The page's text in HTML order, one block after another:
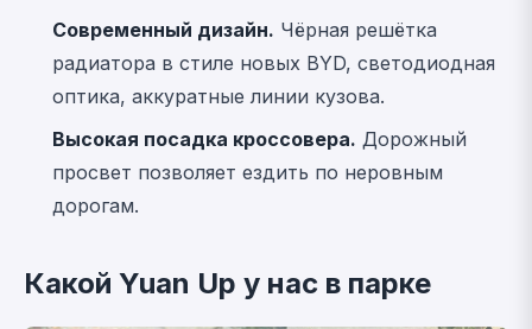
Современный дизайн. Чёрная решётка
радиатора в стиле новых BYD, светодиодная
оптика, аккуратные линии кузова.
Высокая посадка кроссовера. Дорожный
просвет позволяет ездить по неровным
дорогам.
Какой Yuan Up у нас в парке